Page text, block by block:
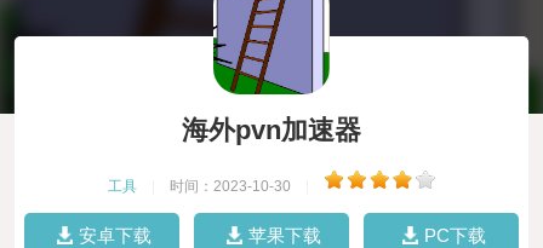
海外pvn加速器
工具 时间：2023-10-30
安卓下载 苹果下载 PC下载